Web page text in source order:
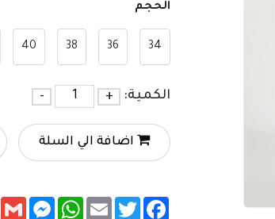
الحجم
34
36
38
40
الكمية: +
-
اضافة الي السلة
Facebook
Twitter
Email
WhatsApp
Messenger
Gmail